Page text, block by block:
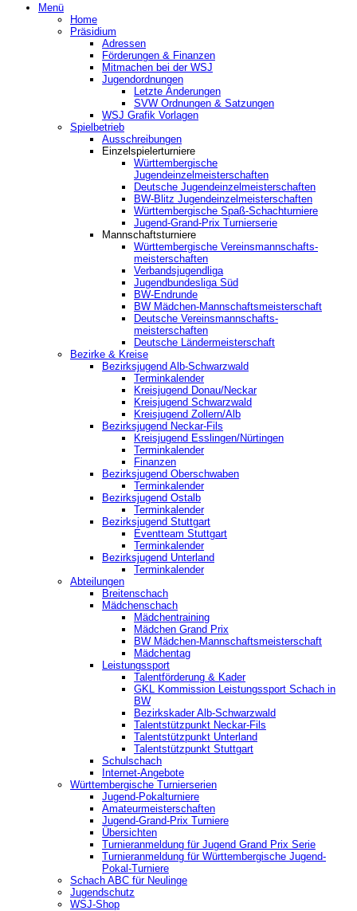
Menü
Home
Präsidium
Adressen
Förderungen & Finanzen
Mitmachen bei der WSJ
Jugendordnungen
Letzte Änderungen
SVW Ordnungen & Satzungen
WSJ Grafik Vorlagen
Spielbetrieb
Ausschreibungen
Einzelspielerturniere
Württembergische
Jugendeinzelmeisterschaften
Deutsche Jugendeinzelmeisterschaften
BW-Blitz Jugendeinzelmeisterschaften
Württembergische Spaß-Schachturniere
Jugend-Grand-Prix Turnierserie
Mannschaftsturniere
Württembergische Vereinsmannschafts-
meisterschaften
Verbandsjugendliga
Jugendbundesliga Süd
BW-Endrunde
BW Mädchen-Mannschaftsmeisterschaft
Deutsche Vereinsmannschafts-
meisterschaften
Deutsche Ländermeisterschaft
Bezirke & Kreise
Bezirksjugend Alb-Schwarzwald
Terminkalender
Kreisjugend Donau/Neckar
Kreisjugend Schwarzwald
Kreisjugend Zollern/Alb
Bezirksjugend Neckar-Fils
Kreisjugend ‎Esslingen/Nürtingen
Terminkalender
Finanzen
Bezirksjugend Oberschwaben
Terminkalender
Bezirksjugend Ostalb
Terminkalender
Bezirksjugend Stuttgart
‎Eventteam Stuttgart
Terminkalender
Bezirksjugend Unterland
Terminkalender
Abteilungen
Breitenschach
Mädchenschach
Mädchentraining
Mädchen Grand Prix
BW Mädchen-Mannschaftsmeisterschaft
Mädchentag
Leistungssport
Talentförderung & Kader
GKL Kommission Leistungssport Schach in
BW
Bezirkskader Alb-Schwarzwald
Talentstützpunkt Neckar-Fils
Talentstützpunkt Unterland
Talentstützpunkt Stuttgart
Schulschach
Internet-Angebote
Württembergische Turnierserien
Jugend-Pokalturniere
Amateurmeisterschaften
Jugend-Grand-Prix Turniere
Übersichten
Turnieranmeldung für Jugend Grand Prix Serie
Turnieranmeldung für Württembergische Jugend-
Pokal-Turniere
Schach ABC für Neulinge
Jugendschutz
WSJ-Shop